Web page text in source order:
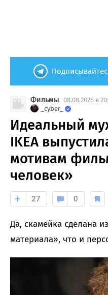
Фильмы 08.08.2026 в
_cyber_
Идеальный
IKEA
мотивам
человек»
27 0
Да, скамейка сделана
материала», что и